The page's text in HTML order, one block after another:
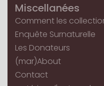
Miscellanées
Comment les
Enquête Surnaturelle
Les Donateurs
(mar)About
Contact